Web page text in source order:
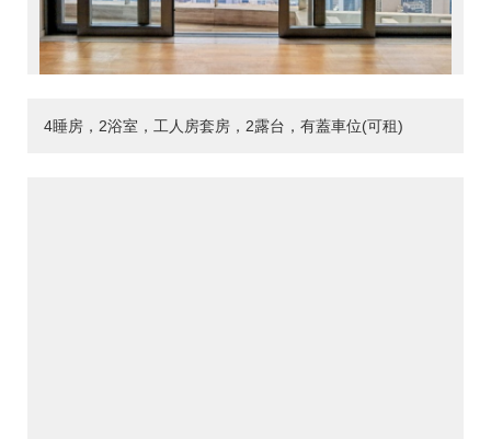
4睡房，2浴室，工人房套房，2露台，有蓋車位(可租)